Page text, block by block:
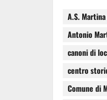
A.S.
Antonio
canoni di
centro
Comune di